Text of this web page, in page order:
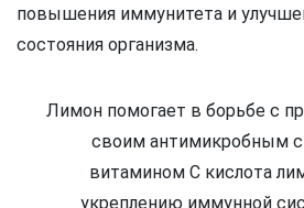
повышения иммунитета и
состояния организма.
Лимон помогает в борьбе с
своим антимикробным
витамином C кислота
укреплению иммунной